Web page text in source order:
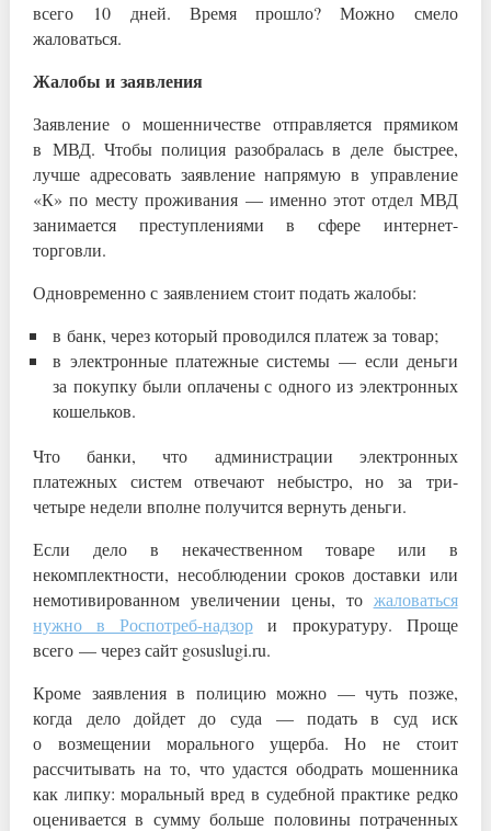
всего 10 дней. Время прошло? Можно смело
жаловаться.
Жалобы и заявления
Заявление о мошенничестве отправляется прямиком
в МВД. Чтобы полиция разобралась в деле быстрее,
лучше адресовать заявление напрямую в управление
«К» по месту проживания — именно этот отдел МВД
занимается преступлениями в сфере интернет-
торговли.
Одновременно с заявлением стоит подать жалобы:
в банк, через который проводился платеж за товар;
в электронные платежные системы — если деньги
за покупку были оплачены с одного из электронных
кошельков.
Что банки, что администрации электронных
платежных систем отвечают небыстро, но за три-
четыре недели вполне получится вернуть деньги.
Если дело в некачественном товаре или в
некомплектности, несоблюдении сроков доставки или
немотивированном увеличении цены, то жаловаться
нужно в Роспотреб-надзори прокуратуру. Проще
всего — через сайт gosuslugi.ru.
Кроме заявления в полицию можно — чуть позже,
когда дело дойдет до суда — подать в суд иск
о возмещении морального ущерба. Но не стоит
рассчитывать на то, что удастся ободрать мошенника
как липку: моральный вред в судебной практике редко
оценивается в сумму больше половины потраченных